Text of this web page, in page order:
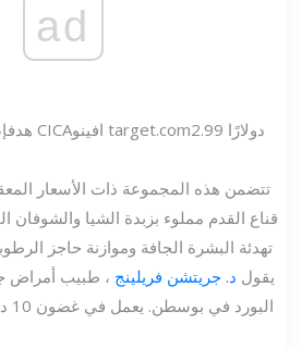
ad
هدف إصلاح قناع ترطيب القدم CICAافينو target.com2.99 دولارًا
تتضمن هذه المجموعة ذات الأسعار
قناع القدم مملوء بزبدة الشيا والشوفان
تهدئة البشرة الجافة وموازنة حاجز
يقول د. جريتشن فريلينج ، طبيب أمراض